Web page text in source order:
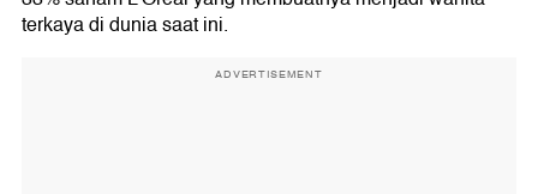
terkaya di dunia saat ini.
ADVERTISEMENT